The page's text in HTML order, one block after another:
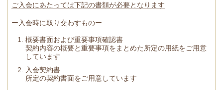
ご入会にあたっては下記の書類が必要となります
ー入会時に取り交わすものー
概要書面および重要事項確認書
契約内容の概要と重要事項をまとめた所定の用紙をご用意
しています
入会契約書
所定の契約書面をご用意しています